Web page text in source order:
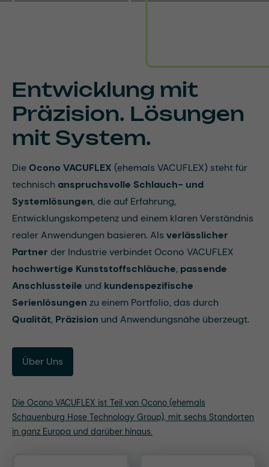
Entwicklung mit
Präzision. Lösungen
mit System.
DieOcono VACUFLEX (ehemals VACUFLEX) steht für
technisch anspruchsvolle Schlauch- und
Systemlösungen, die auf Erfahrung,
Entwicklungskompetenz und einem klaren Verständnis
realer Anwendungen basieren. Als verlässlicher
Partner der Industrie verbindet Ocono VACUFLEX
hochwertige Kunststoffschläuche, passende
Anschlussteile und kundenspezifische
Serienlösungen zu einem Portfolio, das durch
Qualität, Präzision und Anwendungsnähe überzeugt.
Über Uns
Die Ocono VACUFLEX ist Teil von Ocono (ehemals
Schauenburg Hose Technology Group), mit sechs Standorten
in ganz Europa und darüber hinaus.